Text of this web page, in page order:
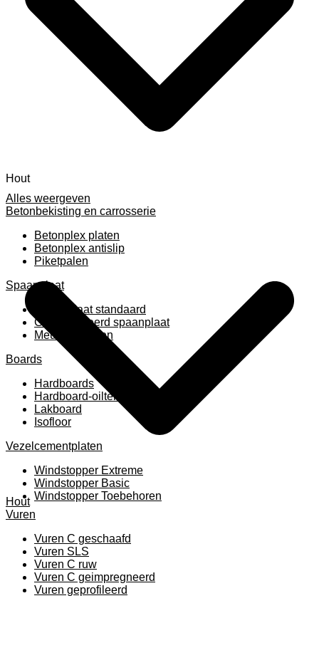
Alles weergeven
Betonbekisting en carrosserie
Betonplex platen
Betonplex antislip
Piketpalen
Spaanplaat
Spaanplaat standaard
Geplastificeerd spaanplaat
Meubelpanelen
Boards
Hardboards
Hardboard-oiltemperated
Lakboard
Isofloor
Vezelcementplaten
Windstopper Extreme
Windstopper Basic
Windstopper Toebehoren
Hout
Hout
Vuren
Vuren C geschaafd
Vuren SLS
Vuren C ruw
Vuren C geimpregneerd
Vuren geprofileerd